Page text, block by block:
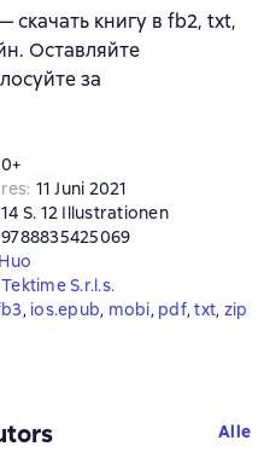
скачать книгу в fb2, txt,
Оставляйте
за
0+
: 11 Juni 2021
14 S. 12 Illustrationen
9788835425069
Tektime S.r.l.s.
, ios.epub, mobi, pdf, txt, zip
Alle